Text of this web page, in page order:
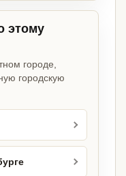
этому
городе,
городскую